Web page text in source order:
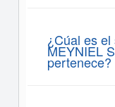
¿Cúal es
MEYNIEL
pertenece?